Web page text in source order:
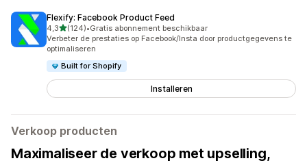
Flexify: Facebook Product Feed
4,3van 5 sterren
(124)
124 recensies in totaal
•Gratis abonnement beschikbaar
Verbeter de prestaties op Facebook/Insta door productgegevens te
optimaliseren
Built for Shopify
Installeren
Verkoop producten
Maximaliseer de verkoop met upselling,